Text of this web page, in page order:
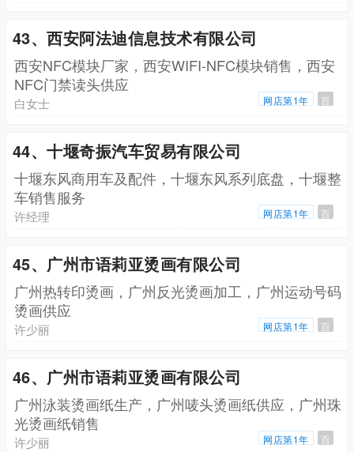
43、西安阿法迪信息技术有限公司
西安NFC模块厂家，西安WIFI-NFC模块销售，西安
NFC门禁读头供应
白女士 网店第1年 百
44、十堰奇振汽车贸易有限公司
十堰东风商用车及配件，十堰东风系列底盘，十堰整
车销售服务
许经理 网店第1年 百
45、广州市语莉亚烫画有限公司
广州热转印烫画，广州反光烫画加工，广州运动号码
烫画供应
许少丽 网店第1年 百
46、广州市语莉亚烫画有限公司
广州泳装烫画纸生产，广州唛头烫画纸供应，广州珠
光烫画纸销售
许少丽 网店第1年 百